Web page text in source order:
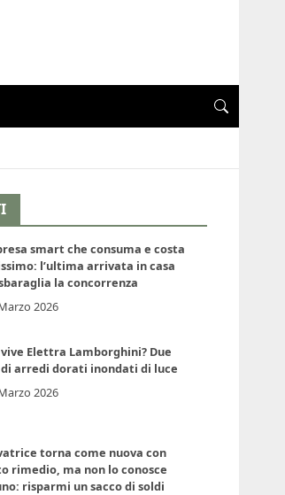
smart che consuma e costa
l’ultima arrivata in casa
la concorrenza
2026
vive Elettra Lamborghini? Due
arredi dorati inondati di luce
2026
torna come nuova con
rimedio, ma non lo conosce
risparmi un sacco di soldi